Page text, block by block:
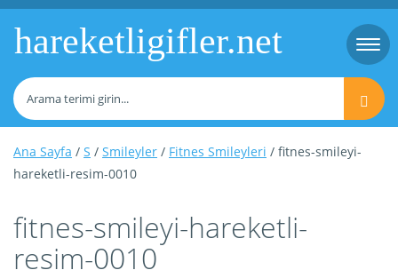
hareketligifler.net
Ana Sayfa / S / Smileyler / Fitnes Smileyleri / fitnes-smileyi-
hareketli-resim-0010
fitnes-smileyi-hareketli-
resim-0010